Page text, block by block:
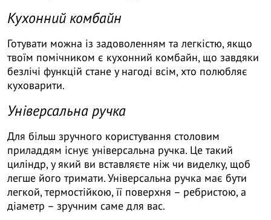
Кухонний комбайн
Готувати можна із задоволенням та легкістю, якщо
твоїм помічником є кухонний комбайн, що завдяки
безлічі функцій стане у нагоді всім, хто полюбляє
куховарити.
Універсальна ручка
Для більш зручного користування столовим
приладдям існує універсальна ручка. Це такий
циліндр, у який ви вставляєте ніж чи виделку, щоб
легше його тримати. Універсальна ручка має бути
легкой, термостійкою, її поверхня – ребристою, а
діаметр – зручним саме для вас.